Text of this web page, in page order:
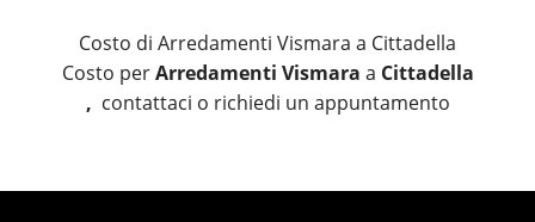
Costo di Arredamenti Vismara a Cittadella
Costo perArredamenti Vismara a Cittadella
, contattaci o richiedi un appuntamento